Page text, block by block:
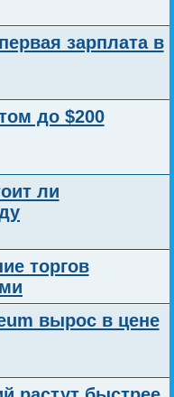
зарплата в
до $200
ли
торгов
вырос в цене